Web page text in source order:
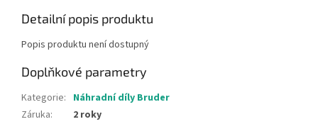
Detailní popis produktu
Popis produktu není dostupný
Doplňkové parametry
Kategorie: Náhradní díly Bruder
Záruka: 2 roky